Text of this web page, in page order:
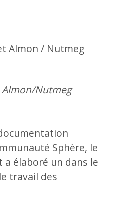
Nutmeg
Sphère, le
a élaboré un dans le
travail des